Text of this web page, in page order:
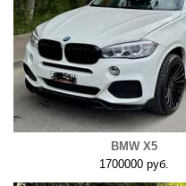
BMW X5
1700000 руб.